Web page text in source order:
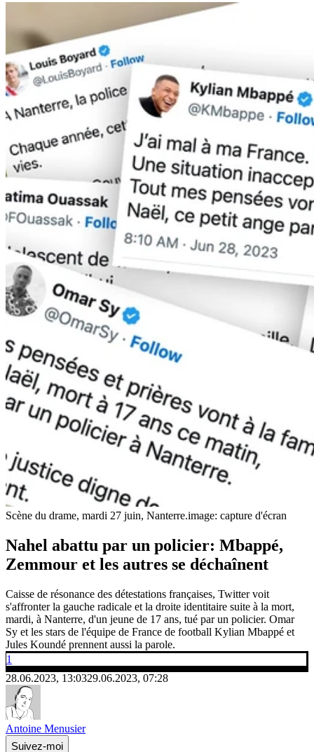
Scène du drame, mardi 27 juin, Nanterre.image: capture d'écran
Nahel abattu par un policier: Mbappé,
Zemmour et les autres se déchaînent
Caisse de résonance des détestations françaises, Twitter voit
s'affronter la gauche radicale et la droite identitaire suite à la mort,
mardi, à Nanterre, d'un jeune de 17 ans, tué par un policier. Omar
Sy et les stars de l'équipe de France de football Kylian Mbappé et
Jules Koundé prennent aussi la parole.
1
28.06.2023, 13:0329.06.2023, 07:28
Antoine Menusier
Suivez-moi